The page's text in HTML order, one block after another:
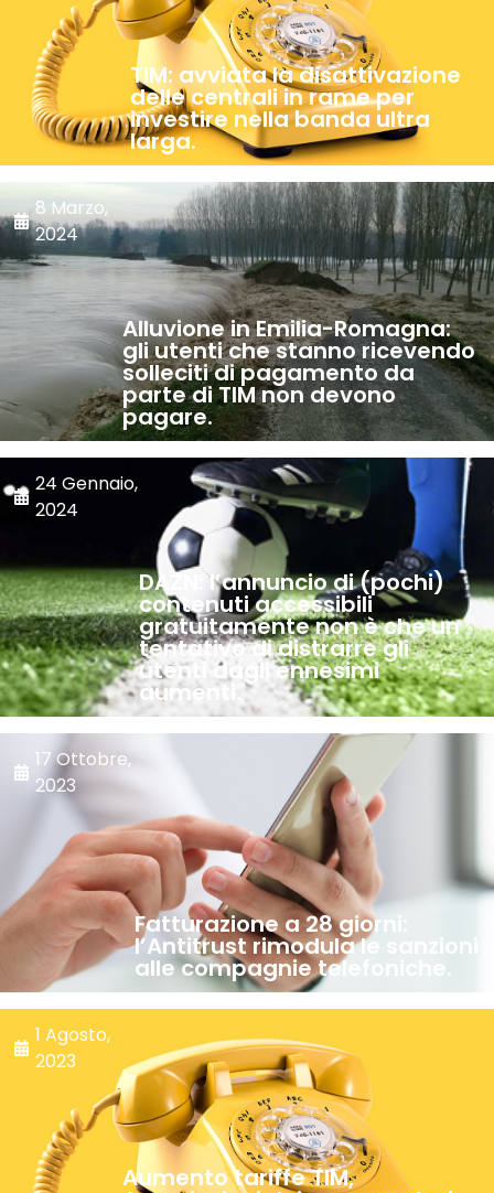
TIM: avviata la disattivazione
delle centrali in rame per
investire nella banda ultra
larga.
8 Marzo,
2024
Alluvione in Emilia-Romagna:
gli utenti che stanno ricevendo
solleciti di pagamento da
parte di TIM non devono
pagare.
24 Gennaio,
2024
DAZN: l’annuncio di (pochi)
contenuti accessibili
gratuitamente non è che un
tentativo di distrarre gli
utenti dagli ennesimi
aumenti.
17 Ottobre,
2023
Fatturazione a 28 giorni:
l’Antitrust rimodula le sanzioni
alle compagnie telefoniche.
1 Agosto,
2023
Aumento tariffe TIM,